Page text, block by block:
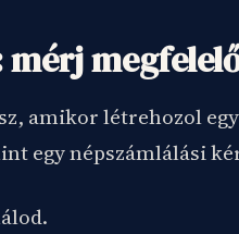
amikor létrehozol
egy népszámlálási